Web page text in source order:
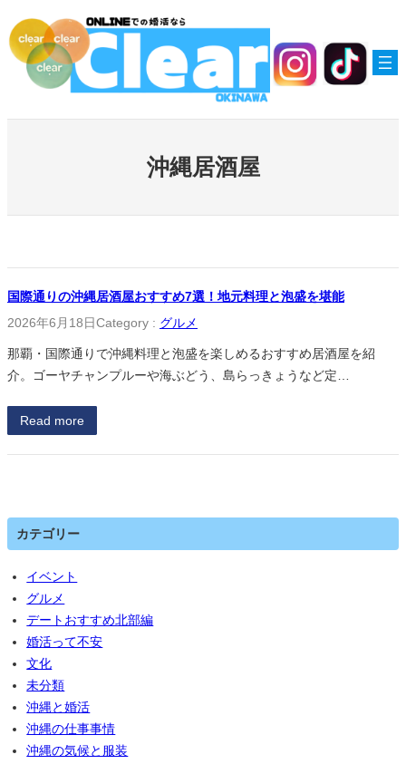
容
を
沖縄居酒屋
国際通りの沖縄居酒屋おすすめ7選！地元料理と泡盛を堪能
2026年6月18日Category : グルメ
那覇・国際通りで沖縄料理と泡盛を楽しめるおすすめ居酒屋を紹
介。ゴーヤチャンプルーや海ぶどう、島らっきょうなど定…
Read more
カテゴリー
イベント
グルメ
デートおすすめ北部編
婚活って不安
文化
未分類
沖縄と婚活
沖縄の仕事事情
沖縄の気候と服装